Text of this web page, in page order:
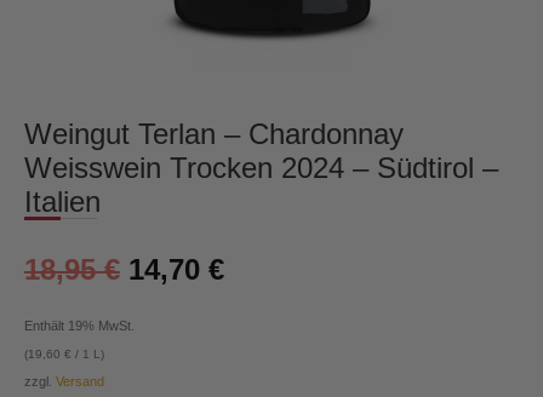
Weingut Terlan – Chardonnay
Weisswein Trocken 2024 – Südtirol –
Italien
18,95€ 14,70 €
Enthält 19% MwSt.
(19,60 € / 1 L)
zzgl. Versand